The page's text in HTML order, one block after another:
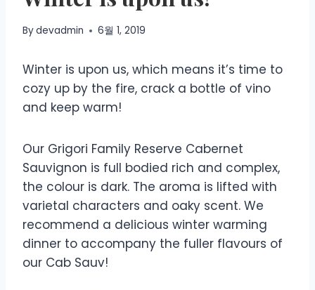
Bydevadmin 6월 1, 2019
Winter is upon us, which means it’s time to
cozy up by the fire, crack a bottle of vino
and keep warm!
Our Grigori Family Reserve Cabernet
Sauvignon is full bodied rich and complex,
the colour is dark. The aroma is lifted with
varietal characters and oaky scent. We
recommend a delicious winter warming
dinner to accompany the fuller flavours of
our Cab Sauv!